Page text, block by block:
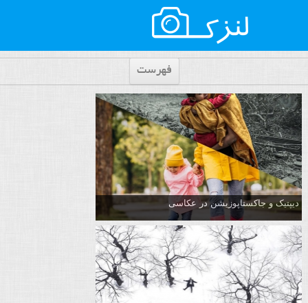
فهرست
دیپتیک و جاکستا‌پوزیشن در عکاسی